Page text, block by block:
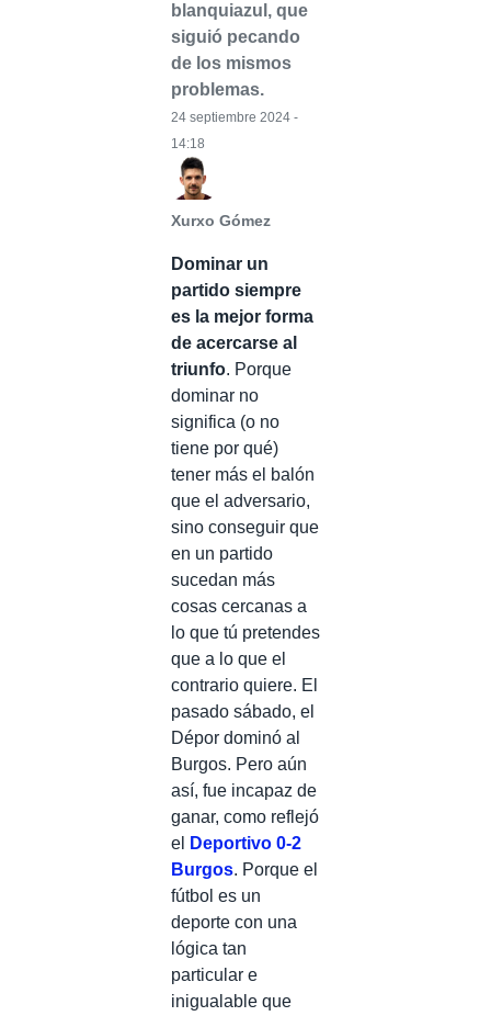
blanquiazul, que
siguió pecando
de los mismos
problemas.
Xurxo Gómez
24 septiembre 2024 -
14:18
Dominar un
partido siempre
es la mejor forma
de acercarse al
triunfo. Porque
dominar no
significa (o no
tiene por qué)
tener más el balón
que el adversario,
sino conseguir que
en un partido
sucedan más
cosas cercanas a
lo que tú pretendes
que a lo que el
contrario quiere. El
pasado sábado, el
Dépor dominó al
Burgos. Pero aún
así, fue incapaz de
ganar, como reflejó
el
Deportivo 0-2
Burgos. Porque el
fútbol es un
deporte con una
lógica tan
particular e
inigualable que